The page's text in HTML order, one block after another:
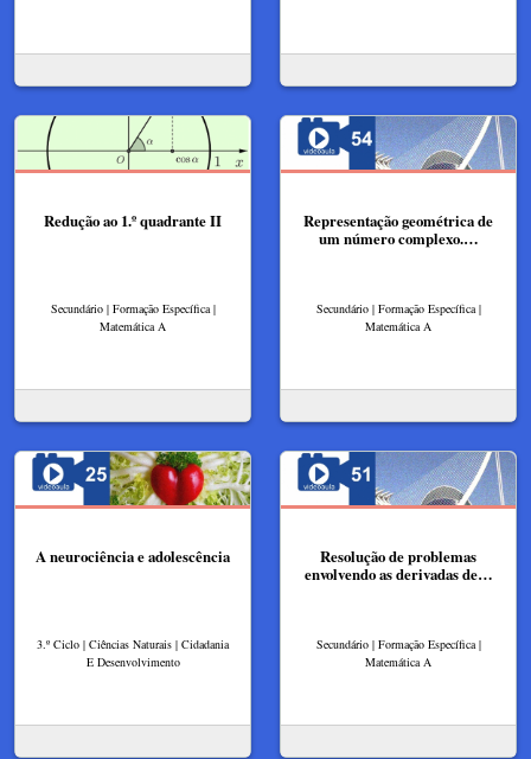
Redução ao 1.º quadrante II
Secundário | Formação Específica |
Matemática A
Representação geométrica de
um número complexo.…
Secundário | Formação Específica |
Matemática A
A neurociência e adolescência
3.º Ciclo | Ciências Naturais | Cidadania
E Desenvolvimento
Resolução de problemas
envolvendo as derivadas de…
Secundário | Formação Específica |
Matemática A